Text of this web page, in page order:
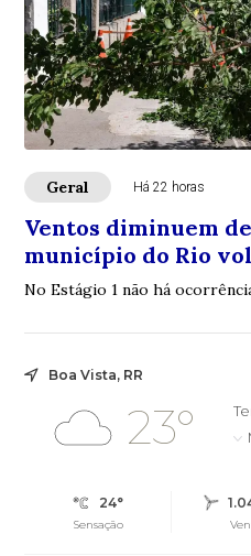
Geral Há 22 horas
Ventos diminuem
município do Rio
No Estágio 1 não há
Boa Vista, RR
23°
24°
Sensação